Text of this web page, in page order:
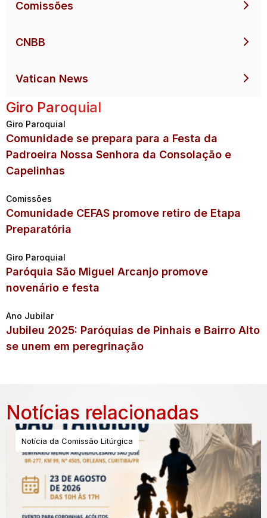
Comissões
CNBB
Vatican News
Giro Paroquial
Giro Paroquial
Comunidade se prepara para a Festa da
Padroeira Nossa Senhora da Consolação e
Capelinhas
Comissões
Comunidade CEFAS promove retiro de Etapa
Preparatória
Giro Paroquial
Paróquia São Miguel Arcanjo promove
novenário e festa
Ano Jubilar
Jubileu 2025: Paróquias de Pinhais e Bairro Alto
se unem em peregrinação
Notícias relacionadas
Notícia da Comissão Litúrgica